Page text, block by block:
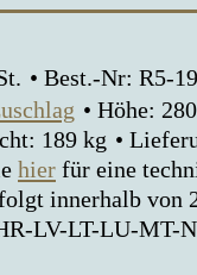
Best.-Nr: R5-
Höhe:
189 kg
hier für eine
innerhalb von
LV-LT-LU-MT-